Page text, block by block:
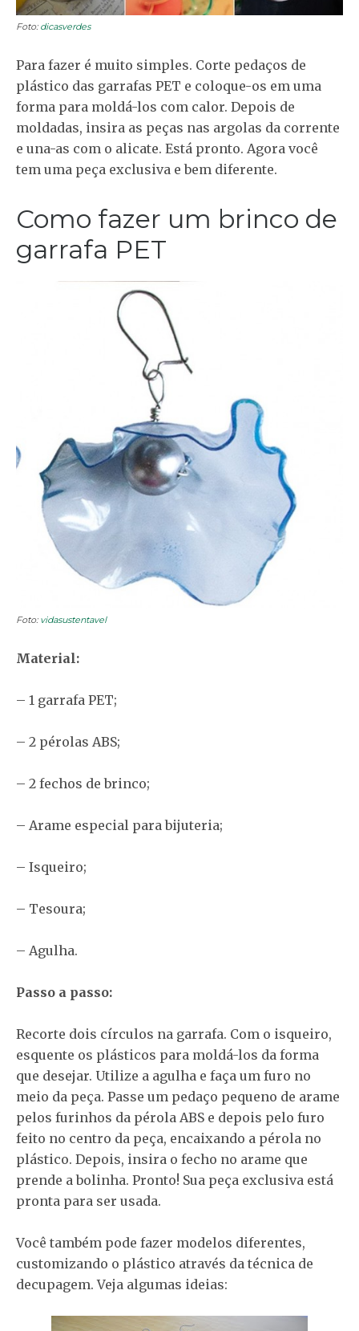
Foto: dicasverdes
Para fazer é muito simples. Corte pedaços de
plástico das garrafas PET e coloque-os em uma
forma para moldá-los com calor. Depois de
moldadas, insira as peças nas argolas da corrente
e una-as com o alicate. Está pronto. Agora você
tem uma peça exclusiva e bem diferente.
Como fazer um brinco de
garrafa PET
Foto: vidasustentavel
Material:
– 1 garrafa PET;
– 2 pérolas ABS;
– 2 fechos de brinco;
– Arame especial para bijuteria;
– Isqueiro;
– Tesoura;
– Agulha.
Passo a passo:
Recorte dois círculos na garrafa. Com o isqueiro,
esquente os plásticos para moldá-los da forma
que desejar. Utilize a agulha e faça um furo no
meio da peça. Passe um pedaço pequeno de arame
pelos furinhos da pérola ABS e depois pelo furo
feito no centro da peça, encaixando a pérola no
plástico. Depois, insira o fecho no arame que
prende a bolinha. Pronto! Sua peça exclusiva está
pronta para ser usada.
Você também pode fazer modelos diferentes,
customizando o plástico através da técnica de
decupagem. Veja algumas ideias: